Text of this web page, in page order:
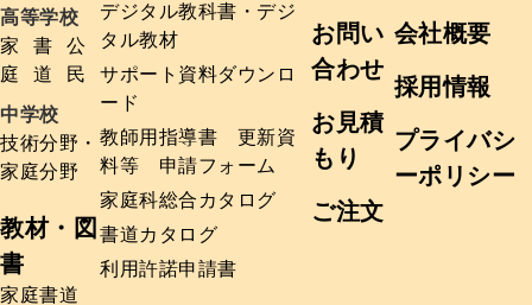
高等学校
家
庭
書
道
公
民
中学校
技術分野・
家庭分野
教材・図
書
家庭書道
デジタル教科書・デジ
タル教材
サポート資料ダウンロ
ード
教師用指導書 更新資
料等 申請フォーム
家庭科総合カタログ
書道カタログ
利用許諾申請書
お問い
合わせ
お見積
もり
ご注文
会社概要
採用情報
プライバシ
ーポリシー